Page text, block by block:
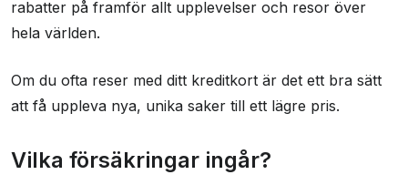
rabatter på framför allt upplevelser och resor över
hela världen.
Om du ofta reser med ditt kreditkort är det ett bra sätt
att få uppleva nya, unika saker till ett lägre pris.
Vilka försäkringar ingår?